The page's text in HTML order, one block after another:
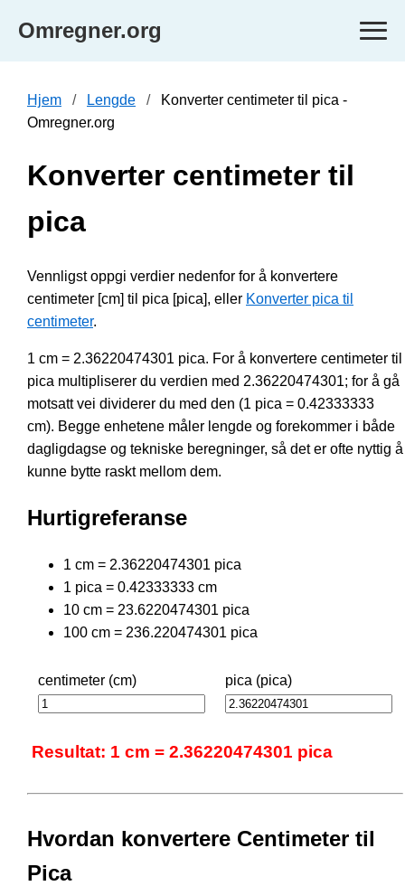
Omregner.org
Hjem Lengde
Konverter centimeter til pica -
Omregner.org
Konverter centimeter til
pica
Vennligst oppgi verdier nedenfor for å konvertere
centimeter [cm] til pica [pica], eller Konverter pica til
centimeter.
1 cm = 2.36220474301 pica. For å konvertere centimeter til
pica multipliserer du verdien med 2.36220474301; for å gå
motsatt vei dividerer du med den (1 pica = 0.42333333
cm). Begge enhetene måler lengde og forekommer i både
dagligdagse og tekniske beregninger, så det er ofte nyttig å
kunne bytte raskt mellom dem.
Hurtigreferanse
1 cm = 2.36220474301 pica
1 pica = 0.42333333 cm
10 cm = 23.6220474301 pica
100 cm = 236.220474301 pica
centimeter (cm) pica (pica)
Resultat: 1 cm = 2.36220474301 pica
Hvordan konvertere Centimeter til
Pica